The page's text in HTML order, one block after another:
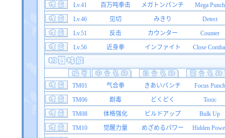
Lv.41
百万吨拳击 メガトンパンチ
Mega Punch
Lv.46
见切 みきり
Detect
Lv.51
反击 カウンター
Counter
Lv.56
近身拳 インファイト Close
TM01 气合拳 きあいパンチ
Focus Punch
TM06
剧毒 どくどく
Toxic
TM08
体格强化 ビルドアップ
Bulk Up
TM10
觉醒力量 めざめるパワー
Hidden